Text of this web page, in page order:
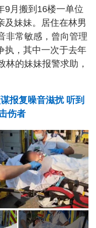
9月搬到16楼一单位
及妹妹。居住在林男
非常敏感，曾向管理
执，其中一次于去年
林的妹妹报警求助，
报复噪音滋扰 听到
伤者